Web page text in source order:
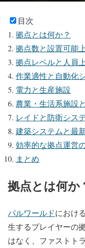
目次
拠点とは何か？
拠点数と設置可能
拠点レベルと人員
作業適性と自動化
電力と生産施設
農業・生活系施設
レイドと防衛シス
建築システムと最
効率的な拠点運営
まとめ
拠点とは何か
パルワールドにおけ
生するプレイヤーの
はなく、ファストト